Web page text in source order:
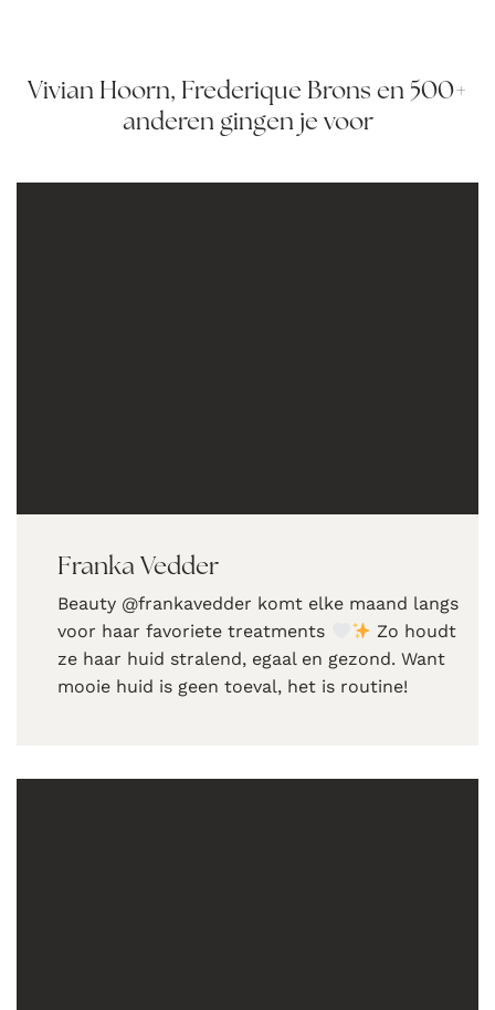
Vivian Hoorn, Frederique Brons en 500+
anderen gingen je voor
Franka Vedder
Beauty @frankavedder komt elke maand langs
voor haar favoriete treatments
Zo houdt
ze haar huid stralend, egaal en gezond. Want
mooie huid is geen toeval, het is routine!